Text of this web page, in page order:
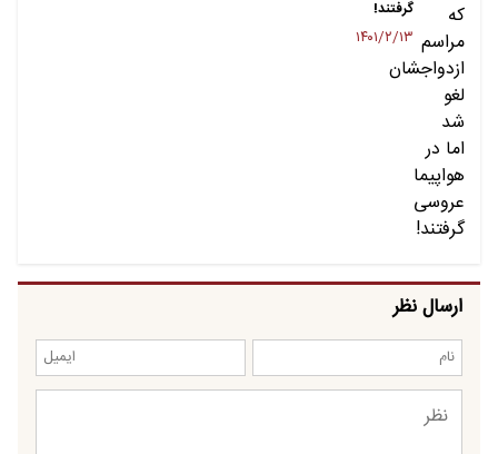
گرفتند!
۱۴۰۱/۲/۱۳
ارسال نظر